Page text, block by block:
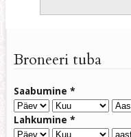
Broneeri tuba
Saabumine *
Lahkumine *